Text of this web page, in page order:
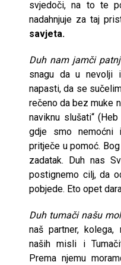
svjedoči, na to te
nadahnjuje za taj
savjeta.
Duh nam jamči
snagu da u nevolji
napasti, da se
rečeno da bez muke
naviknu slušati“
gdje smo nemoćni
pritječe u pomoć.
zadatak. Duh nas
postignemo cilj, da
pobjede. Eto opet
Duh tumači našu
naš partner, kolega,
naših misli i
Prema njemu